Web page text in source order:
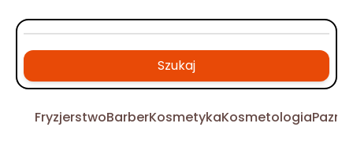
Szukaj
FryzjerstwoBarberKosmetykaKosmetologia